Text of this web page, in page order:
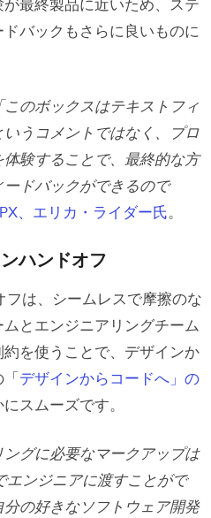
最終製品に近いため、ステ
バックもさらに良いものに
のボックスはテキストフィ
うコメントではなく、プロ
体験することで、最終的な方
ドバックができるので
、エリカ・ライダー氏。
ハンドオフ
は、シームレスで摩擦のな
とエンジニアリングチーム
を使うことで、デザインか
デザインからコードへ」の
スムーズです。
グに必要なマークアップは
ンジニアに渡すことがで
の好きなソフトウェア開発